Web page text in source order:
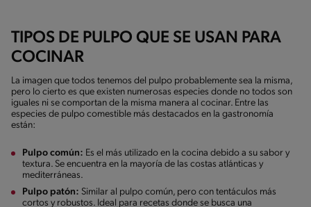
TIPOS DE PULPO QUE SE USAN PARA
COCINAR
La imagen que todos tenemos del pulpo probablemente sea la misma,
pero lo cierto es que existen numerosas especies donde no todos son
iguales ni se comportan de la misma manera al cocinar. Entre las
especies de pulpo comestible más destacados en la gastronomía
están:
Pulpo común: Es el más utilizado en la cocina debido a su sabor y
textura. Se encuentra en la mayoría de las costas atlánticas y
mediterráneas.
Pulpo patón: Similar al pulpo común, pero con tentáculos más
cortos y robustos. Ideal para recetas donde se busca una